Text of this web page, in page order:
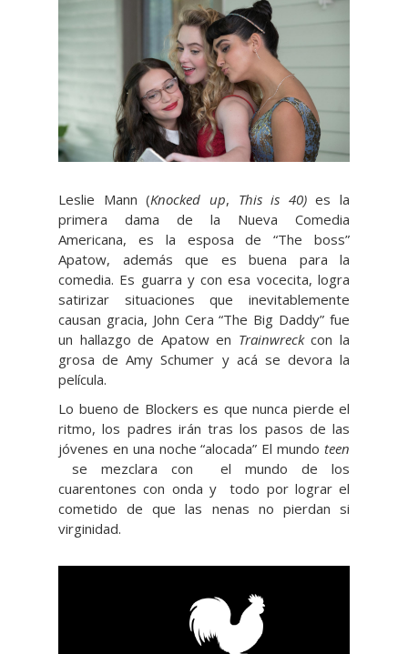
Leslie Mann (Knocked up, This is 40)es la
primera dama de la Nueva Comedia
Americana, es la esposa de “The boss”
Apatow, además que es buena para la
comedia. Es guarra y con esa vocecita, logra
satirizar situaciones que inevitablemente
causan gracia, John Cera “The Big Daddy” fue
un hallazgo de Apatow en Trainwreckcon la
grosa de Amy Schumer y acá se devora la
película.
Lo bueno de Blockers es que nunca pierde el
ritmo, los padres irán tras los pasos de las
jóvenes en una noche “alocada” El mundo teen
se mezclara con el mundo de los
cuarentones con onda y todo por lograr el
cometido de que las nenas no pierdan si
virginidad.